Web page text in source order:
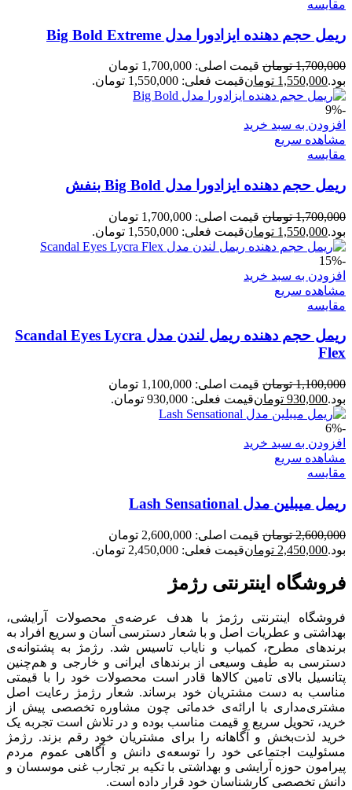
مقایسه
ریمل حجم دهنده ایزادورا مدل Big Bold Extreme
1,700,000 تومان
قیمت اصلی: 1,700,000 تومان
بود.1,550,000 تومانقیمت فعلی: 1,550,000 تومان.
-9%
افزودن به سبد خرید
مشاهده سریع
مقایسه
ریمل حجم دهنده ایزادورا مدل Big Bold بنفش
1,700,000 تومان
قیمت اصلی: 1,700,000 تومان
بود.1,550,000 تومانقیمت فعلی: 1,550,000 تومان.
-15%
افزودن به سبد خرید
مشاهده سریع
مقایسه
ریمل حجم دهنده ریمل لندن مدل Scandal Eyes Lycra
Flex
1,100,000 تومان
قیمت اصلی: 1,100,000 تومان
بود.930,000 تومانقیمت فعلی: 930,000 تومان.
-6%
افزودن به سبد خرید
مشاهده سریع
مقایسه
ریمل میبلین مدل Lash Sensational
2,600,000 تومان
قیمت اصلی: 2,600,000 تومان
بود.2,450,000 تومانقیمت فعلی: 2,450,000 تومان.
فروشگاه اینترنتی رژمژ​
فروشگاه اینترنتی رژمژ با هدف عرضه‌ی محصولات آرایشی،
بهداشتی و عطریات اصل و با شعار دسترسی آسان و سریع افراد به
برندهای مطرح، کمیاب و نایاب تاسیس شد. رژمژ به پشتوانه‌ی
دسترسی به طیف وسیعی از برندهای ایرانی و خارجی و هم‌چنین
پتانسیل بالای تامین کالاها قادر است محصولات خود را با قیمتی
مناسب به دست مشتریان خود برساند. شعار رژمژ رعایت اصل
مشتری‌مداری با ارائه‌ی خدماتی چون مشاوره تخصصی پیش از
خرید، تحویل سریع و قیمت مناسب بوده و در تلاش است تجربه یک
خرید لذت‌بخش و آگاهانه را برای مشتریان خود رقم بزند. رژمژ
مسئولیت اجتماعی خود را توسعه‌ی دانش و آگاهی عموم مردم
پیرامون حوزه آرایشی و بهداشتی با تکیه بر تجارب غنی موسسان و
دانش تخصصی کارشناسان خود قرار داده است.